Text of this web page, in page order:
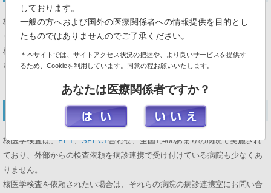
核医学検査は通常予約制になっており、曜日によって行われる検査が異な
ります。
核医学検査を実施している部門に、検査スケジュールや事前の準備をお問
い合せください。
他院に検査を依頼する場合
核医学検査は、PET、SPECT合わせ、全国1,400あまりの病院で実施され
ており、外部からの検査依頼を病診連携で受け付けている病院も少なくあ
りません。
核医学検査を依頼されたい場合は、それらの病院の病診連携室にお問い合
しております。
一般の方へおよび国外の医療関係者への情報提供を目的とし
たものではありませんのでご了承ください。
＊本サイトでは、サイトアクセス状況の把握や、より良いサービスを提供す
るため、Cookieを利用しています。同意の程お願いいたします。
あなたは医療関係者ですか？